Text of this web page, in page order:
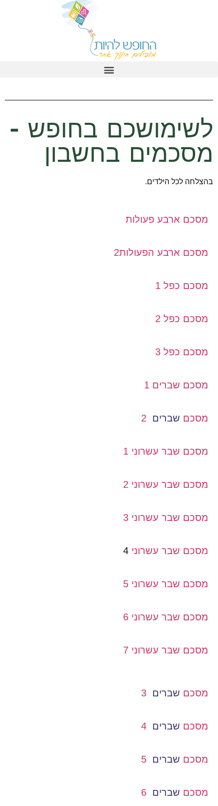
לשימושכם בחופש -
מסכמים בחשבון
בהצלחה לכל הילדים.
מסכם ארבע פעולות
מסכם ארבע הפעולות2
מסכם כפל 1
מסכם כפל 2
מסכם כפל 3
מסכם שברים 1
מסכם שברים 2
מסכם שבר עשרוני 1
מסכם שבר עשרוני 2
מסכם שבר עשרוני 3
מסכם שבר עשרוני 4
מסכם שבר עשרוני 5
מסכם שבר עשרוני 6
מסכם שבר עשרוני 7
מסכם שברים
מסכם שברים
מסכם שברים
מסכם שברים